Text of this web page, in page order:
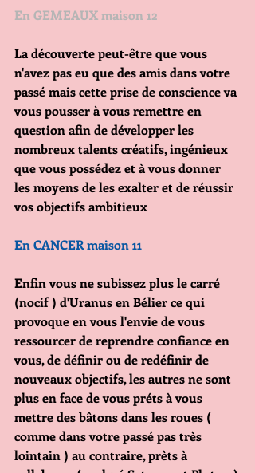
En GEMEAUX maison 12
La découverte peut-être que vous
n'avez pas eu que des amis dans votre
passé mais cette prise de conscience va
vous pousser à vous remettre en
question afin de développer les
nombreux talents créatifs, ingénieux
que vous possédez et à vous donner
les moyens de les exalter et de réussir
vos objectifs ambitieux
En CANCER maison 11
Enfin vous ne subissez plus le carré
(nocif ) d'Uranus en Bélier ce qui
provoque en vous l'envie de vous
ressourcer de reprendre confiance en
vous, de définir ou de redéfinir de
nouveaux objectifs, les autres ne sont
plus en face de vous préts à vous
mettre des bâtons dans les roues (
comme dans votre passé pas très
lointain ) au contraire, prèts à